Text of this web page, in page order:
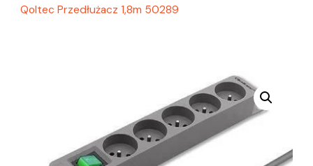
Qoltec Przedłużacz 1,8m 50289